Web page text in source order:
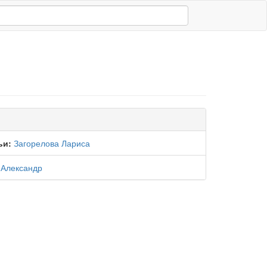
Загорелова Лариса